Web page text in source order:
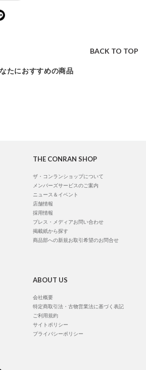
BACK TO TOP
たにおすすめの商品
THE CONRAN SHOP
ザ・コンランショップについて
メンバーズサービスのご案内
ニュース＆イベント
店舗情報
採用情報
プレス・メディアお問い合わせ
掲載紙から探す
商品部への新規お取引希望のお問合せ
ABOUT US
会社概要
特定商取引法・古物営業法に基づく表記
ご利用規約
サイトポリシー
プライバシーポリシー